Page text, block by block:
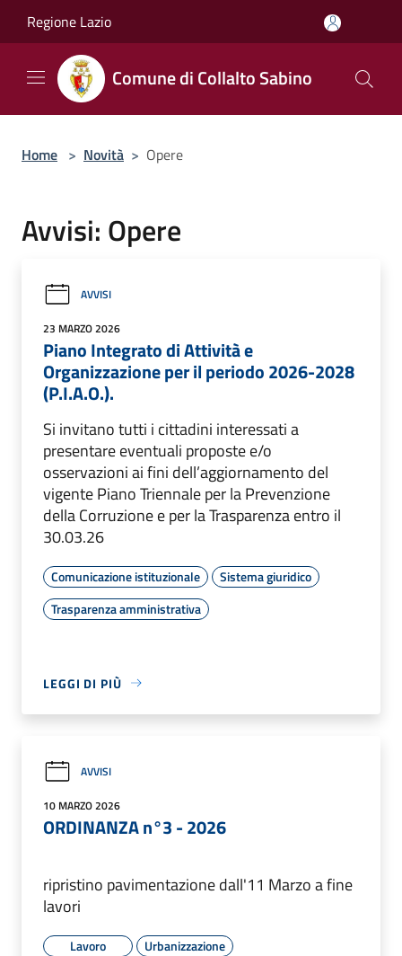
Regione Lazio
Comune di Collalto Sabino
Home > Novità > Opere
Avvisi: Opere
AVVISI
23 MARZO 2026
Piano Integrato di Attività e
Organizzazione per il periodo 2026-2028
(P.I.A.O.).
Si invitano tutti i cittadini interessati a
presentare eventuali proposte e/o
osservazioni ai fini dell’aggiornamento del
vigente Piano Triennale per la Prevenzione
della Corruzione e per la Trasparenza entro il
30.03.26
Comunicazione istituzionale
Sistema giuridico
Trasparenza amministrativa
LEGGI DI PIÙ
AVVISI
10 MARZO 2026
ORDINANZA n°3 - 2026
ripristino pavimentazione dall'11 Marzo a fine
lavori
Lavoro Urbanizzazione